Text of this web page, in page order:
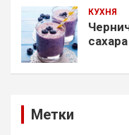
КУХНЯ
сахара
Метки